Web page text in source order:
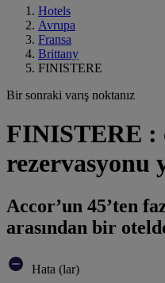
Hotels
Avrupa
Fransa
Brittany
FINISTERE
Bir sonraki varış noktanız
FINISTERE :
rezervasyonu
Accor’un 45’ten
arasından bir
Hata (lar)